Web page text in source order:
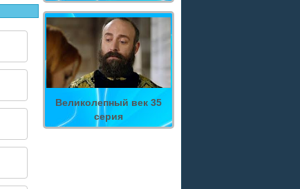
Великолепный век 35
серия